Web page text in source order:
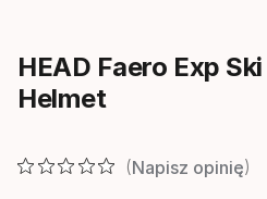
HEAD Faero Exp
Helmet
Napisz opinię